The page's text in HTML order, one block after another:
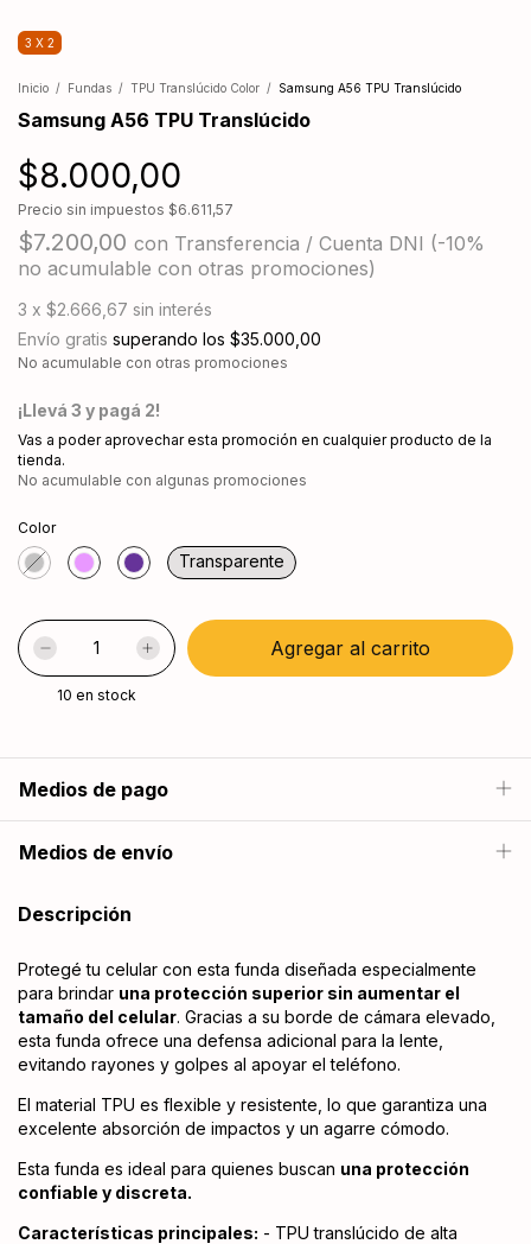
3 X 2
Inicio / Fundas / TPU Translúcido Color / Samsung A56 TPU Translúcido
Samsung A56 TPU Translúcido
$8.000,00
Precio sin impuestos $6.611,57
$7.200,00 con Transferencia / Cuenta DNI (-10%
no acumulable con otras promociones)
3 x $2.666,67 sin interés
Envío gratis superando los $35.000,00
No acumulable con otras promociones
¡Llevá 3 y pagá 2!
Vas a poder aprovechar esta promoción en cualquier producto de la
tienda.
No acumulable con algunas promociones
Color
Transparente
10 en stock
Medios de pago
Medios de envío
Descripción
Protegé tu celular con esta funda diseñada especialmente
para brindar una protección superior sin aumentar el
tamaño del celular. Gracias a su borde de cámara elevado,
esta funda ofrece una defensa adicional para la lente,
evitando rayones y golpes al apoyar el teléfono.
El material TPU es flexible y resistente, lo que garantiza una
excelente absorción de impactos y un agarre cómodo.
Esta funda es ideal para quienes buscan una protección
confiable y discreta.
Características principales: - TPU translúcido de alta